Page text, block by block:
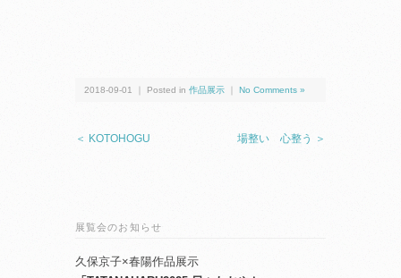
2018-09-01 ｜ Posted in 作品展示 No Comments »
＜ KOTOHOGU 場整い 心整う ＞
展覧会のお知らせ
久保京子×春陽作品展示